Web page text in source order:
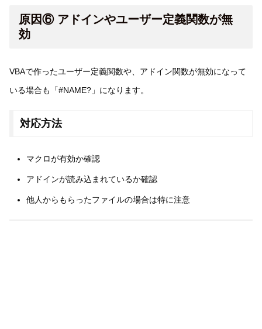
原因⑥ アドインやユーザー定義関数が無
効
VBAで作ったユーザー定義関数や、アドイン関数が無効になって
いる場合も「#NAME?」になります。
対応方法
マクロが有効か確認
アドインが読み込まれているか確認
他人からもらったファイルの場合は特に注意